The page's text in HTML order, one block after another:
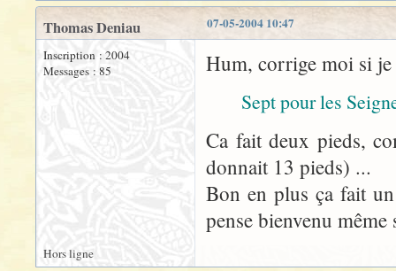
07-05-2004 10:47
Thomas Deniau
Inscription : 2004
Messages : 85
Hum, corrige moi si je
Sept pour les
Ca fait deux pieds,
donnait 13 pieds) ...
Bon en plus ça fait
pense bienvenu
Hors ligne